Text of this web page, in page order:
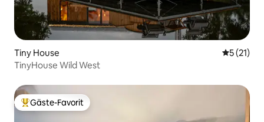
Tiny House
5 (21)
TinyHouse Wild West
Beliebter Gäste-Favorit.
Gäste-Favorit